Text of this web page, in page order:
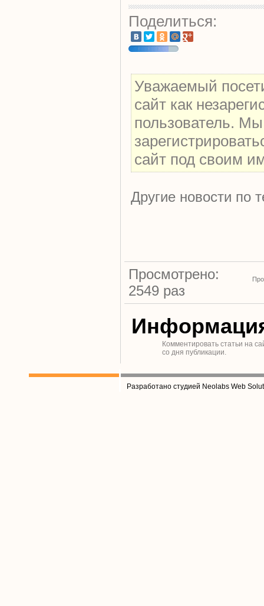
Поделиться:
Уважаемый
сайт как
пользователь.
сайт под своим
Другие новости по
Просмотрено:
2549 раз
Комментировать статьи на
со дня публикации.
Разработано студией Neolabs Web